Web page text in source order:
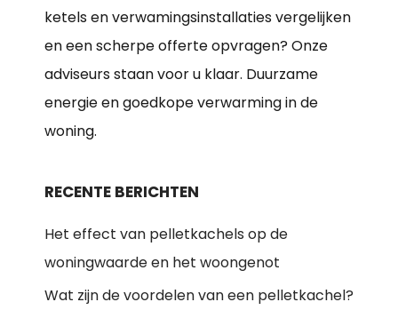
ketels en verwamingsinstallaties vergelijken
en een scherpe offerte opvragen? Onze
adviseurs staan voor u klaar. Duurzame
energie en goedkope verwarming in de
woning.
RECENTE BERICHTEN
Het effect van pelletkachels op de
woningwaarde en het woongenot
Wat zijn de voordelen van een pelletkachel?